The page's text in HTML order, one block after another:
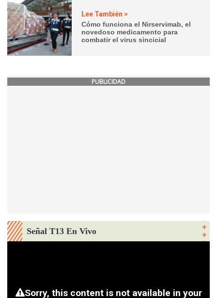
Lee También >
Cómo funciona el Nirservimab, el
novedoso medicamento para
combatir el virus sincicial
PUBLICIDAD
Señal T13 En Vivo